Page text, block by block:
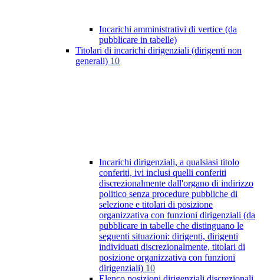
Incarichi amministrativi di vertice (da
pubblicare in tabelle)
Titolari di incarichi dirigenziali (dirigenti non
generali) 10
Incarichi dirigenziali, a qualsiasi titolo
conferiti, ivi inclusi quelli conferiti
discrezionalmente dall'organo di indirizzo
politico senza procedure pubbliche di
selezione e titolari di posizione
organizzativa con funzioni dirigenziali (da
pubblicare in tabelle che distinguano le
seguenti situazioni: dirigenti, dirigenti
individuati discrezionalmente, titolari di
posizione organizzativa con funzioni
dirigenziali) 10